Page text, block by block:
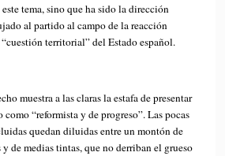
tema, sino que ha sido la dirección
al partido al campo de la reacción
territorial” del Estado español.
muestra a las claras la estafa de presentar
como “reformista y de progreso”. Las pocas
quedan diluidas entre un montón de
de medias tintas, que no derriban el grueso